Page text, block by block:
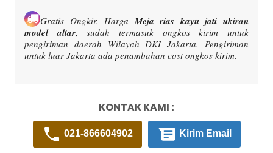
Gratis Ongkir.HargaMeja rias kayu jati ukiran
model altar, sudah termasuk ongkos kirim untuk
pengiriman daerah Wilayah DKI Jakarta. Pengiriman
untuk luar Jakarta ada penambahan cost ongkos kirim.
KONTAK KAMI :
021-866604902 Kirim Email